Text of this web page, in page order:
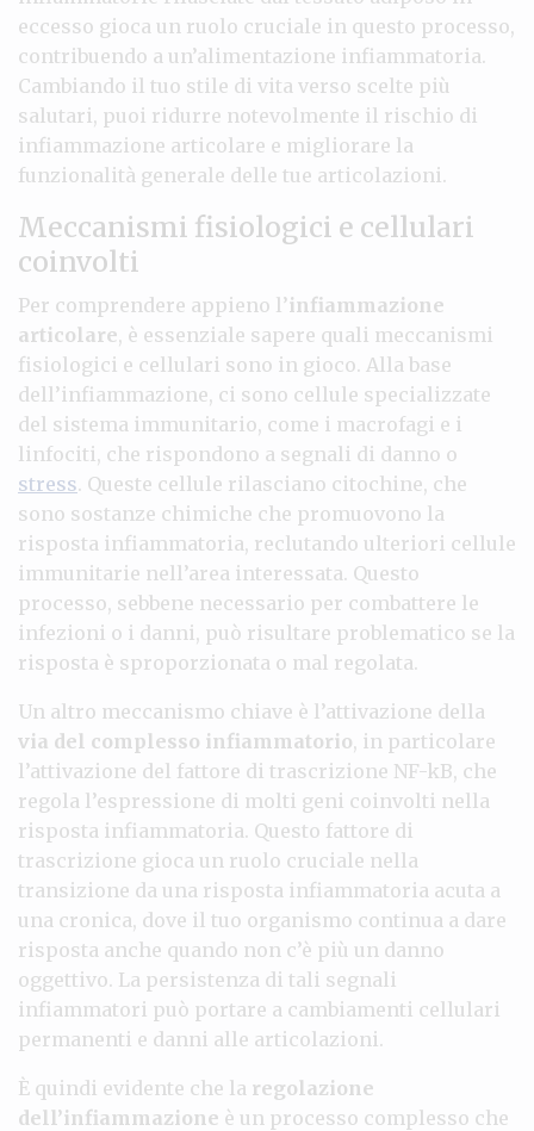
eccesso gioca un ruolo cruciale in questo processo,
contribuendo a un’alimentazione infiammatoria.
Cambiando il tuo stile di vita verso scelte più
salutari, puoi ridurre notevolmente il rischio di
infiammazione articolare e migliorare la
funzionalità generale delle tue articolazioni.
Meccanismi fisiologici e cellulari
coinvolti
Per comprendere appieno l’infiammazione
articolare, è essenziale sapere quali meccanismi
fisiologici e cellulari sono in gioco. Alla base
dell’infiammazione, ci sono cellule specializzate
del sistema immunitario, come i macrofagi e i
linfociti, che rispondono a segnali di danno o
stress. Queste cellule rilasciano citochine, che
sono sostanze chimiche che promuovono la
risposta infiammatoria, reclutando ulteriori cellule
immunitarie nell’area interessata. Questo
processo, sebbene necessario per combattere le
infezioni o i danni, può risultare problematico se la
risposta è sproporzionata o mal regolata.
Un altro meccanismo chiave è l’attivazione della
via del complesso infiammatorio, in particolare
l’attivazione del fattore di trascrizione NF-kB, che
regola l’espressione di molti geni coinvolti nella
risposta infiammatoria. Questo fattore di
trascrizione gioca un ruolo cruciale nella
transizione da una risposta infiammatoria acuta a
una cronica, dove il tuo organismo continua a dare
risposta anche quando non c’è più un danno
oggettivo. La persistenza di tali segnali
infiammatori può portare a cambiamenti cellulari
permanenti e danni alle articolazioni.
È quindi evidente che la regolazione
dell’infiammazione è un processo complesso che